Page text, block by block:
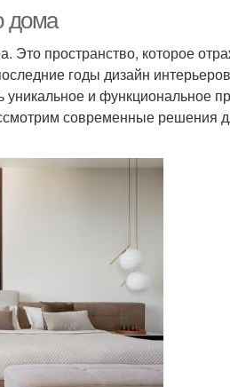
дома
Это пространство, которое
годы дизайн
и функциональное
современные решения